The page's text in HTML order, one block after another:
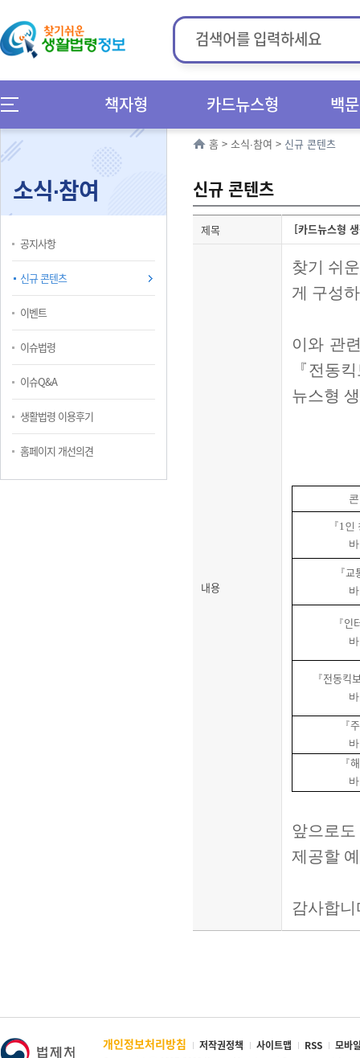
책자형 카드뉴스형 백
소식∙참여
공지사항
신규 콘텐츠
이벤트
이슈법령
이슈Q&A
생활법령 이용후기
홈페이지 개선의견
홈 > 소식∙참여 > 신규 콘텐츠
신규 콘텐츠
제목 [카드뉴스형
내용
찾기 쉬
게 구성
이와 관
『전동
뉴스형
『1인
『교
『인
『전동킥
『
『
앞으로
제공할
감사합니
개인정보처리방침 저작권정책 사이트맵 RSS 모바